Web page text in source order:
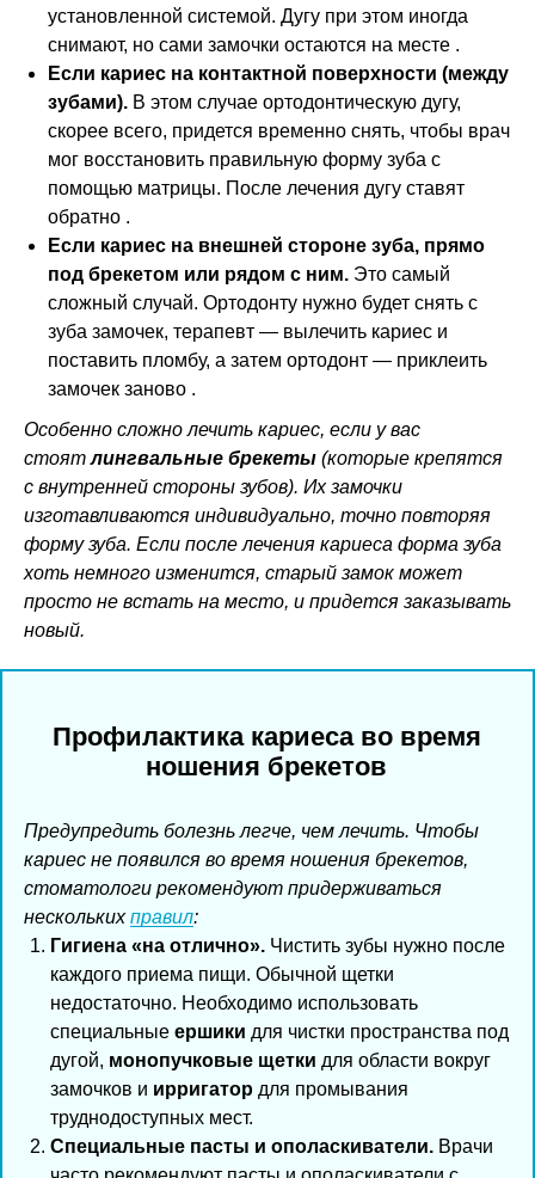
установленной системой. Дугу при этом иногда
снимают, но сами замочки остаются на месте .
Если кариес на контактной поверхности (между
зубами). В этом случае ортодонтическую дугу,
скорее всего, придется временно снять, чтобы врач
мог восстановить правильную форму зуба с
помощью матрицы. После лечения дугу ставят
обратно .
Если кариес на внешней стороне зуба, прямо
под брекетом или рядом с ним. Это самый
сложный случай. Ортодонту нужно будет снять с
зуба замочек, терапевт — вылечить кариес и
поставить пломбу, а затем ортодонт — приклеить
замочек заново .
Особенно сложно лечить кариес, если у вас
стоятлингвальные брекеты (которые крепятся
с внутренней стороны зубов). Их замочки
изготавливаются индивидуально, точно повторяя
форму зуба. Если после лечения кариеса форма зуба
хоть немного изменится, старый замок может
просто не встать на место, и придется заказывать
новый.
Профилактика кариеса во время
ношения брекетов
Предупредить болезнь легче, чем лечить. Чтобы
кариес не появился во время ношения брекетов,
стоматологи рекомендуют придерживаться
несколькихправил:
Гигиена «на отлично». Чистить зубы нужно после
каждого приема пищи. Обычной щетки
недостаточно. Необходимо использовать
специальные ершики для чистки пространства под
дугой, монопучковые щетки для области вокруг
замочков и ирригатор для промывания
труднодоступных мест.
Специальные пасты и ополаскиватели. Врачи